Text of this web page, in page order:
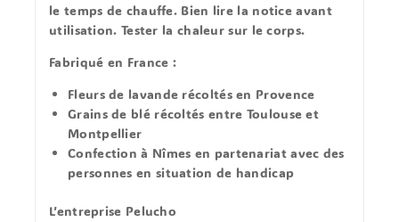
le temps de chauffe. Bien lire la notice avant
utilisation. Tester la chaleur sur le corps.
Fabriqué en France :
Fleurs de lavande récoltés en Provence
Grains de blé récoltés entre Toulouse et
Montpellier
Confection à Nîmes en partenariat avec des
personnes en situation de handicap
L’entreprise Pelucho